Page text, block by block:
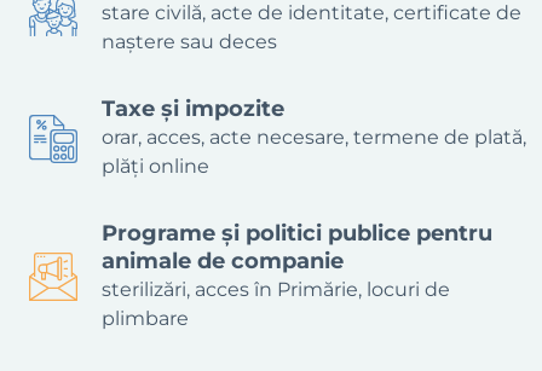
stare civilă, acte de identitate, certificate de
naștere sau deces
Taxe și impozite
orar, acces, acte necesare, termene de plată,
plăți online
Programe și politici publice pentru
animale de companie
sterilizări, acces în Primărie, locuri de
plimbare